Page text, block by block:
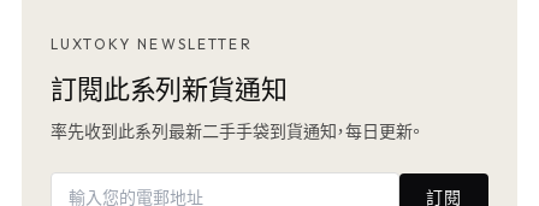
LUXTOKY NEWSLETTER
訂閱此系列新貨通知
率先收到此系列最新二手手袋到貨通知，每日更新。
訂閱